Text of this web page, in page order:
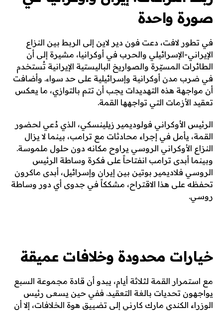
صورة واحدة
في تطور لافت، دعت فون دير لاين إلى الربط بين النزاع
الإيراني-الإسرائيلي والحرب في أوكرانيا، مشيرة إلى أن
الطائرات المسيّرة والصواريخ الباليستية الإيرانية تُستخدم
في ضرب مدن أوكرانية وإسرائيلية على حد سواء. وأضافت
أن مواجهة هذه التهديدات يجب أن تتم بالتوازي، ما يعكس
تعقيد الأزمات التي تواجهها القمة.
الرئيس الأوكراني فولوديمير زيلينسكي، الذي دُعي لحضور
القمة، يأمل في إجراء محادثات مع ترامب، بينما لا يزال
النزاع الأوكراني الروسي يراوح مكانه دون حلول ملموسة.
وبينما أبدى ترامب انفتاحاً على فكرة وساطة الرئيس
الروسي فلاديمير بوتين بين إيران وإسرائيل، أبدى ماكرون
تحفظه على هذا الاقتراح، مشككاً في جدوى أي دور وساطة
روسي.
خيارات محدودة وخلافات عميقة
مع استمرار القمة لثلاثة أيام، يبدو أن قادة مجموعة السبع
يواجهون تحديات بالغة التعقيد. ففي حين يسعى رئيس
الوزراء الكندي مارك كارني إلى تضييق هوة الخلافات، إلا أن